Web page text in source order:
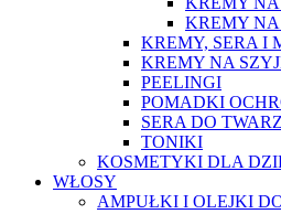
KREMY NA
KREMY, SERA I
KREMY NA
PEELINGI
POMADKI
SERA DO
TONIKI
KOSMETYKI DLA
WŁOSY
AMPUŁKI I OLEJKI